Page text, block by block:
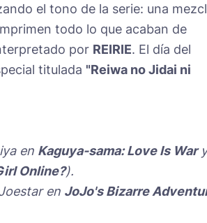
el tono de la serie: una
todo lo que acaban de
por REIRIE. El día del
titulada "Reiwa no Jidai ni
en Kaguya-sama: Love Is Wary
Online?).
en JoJo's Bizarre